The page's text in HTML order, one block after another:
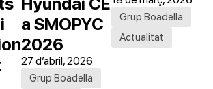
a SMOPYC
2026
27 d’abril, 2026
Grup Boadella
Grup Boadella
Actualitat